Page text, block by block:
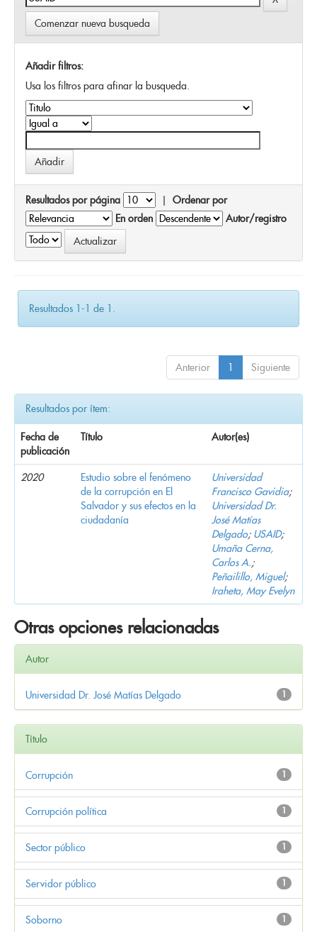
Comenzar nueva busqueda
Añadir filtros:
Usa los filtros para afinar la busqueda.
Resultados por página | Ordenar por
En orden
Autor/registro
Resultados 1-1 de 1.
Anterior 1 Siguiente
Resultados por ítem:
Fecha de
publicación
Título Autor(es)
2020
Estudio sobre el fenómeno
de la corrupción en El
Salvador y sus efectos en la
ciudadanía
Universidad
Francisco Gavidia;
Universidad Dr.
José Matías
Delgado; USAID;
Umaña Cerna,
Carlos A.;
Peñailillo, Miguel;
Iraheta, May Evelyn
Otras opciones relacionadas
Autor
1
Universidad Dr. José Matías Delgado
Título
1
Corrupción
1
Corrupción política
1
Sector público
1
Servidor público
1
Soborno